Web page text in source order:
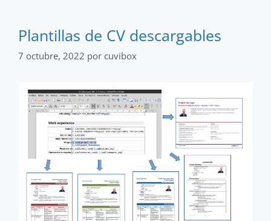
Plantillas de CV descargables
7 octubre, 2022 por cuvibox